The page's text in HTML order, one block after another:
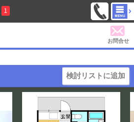
1
お問合せ
検討リストに追加